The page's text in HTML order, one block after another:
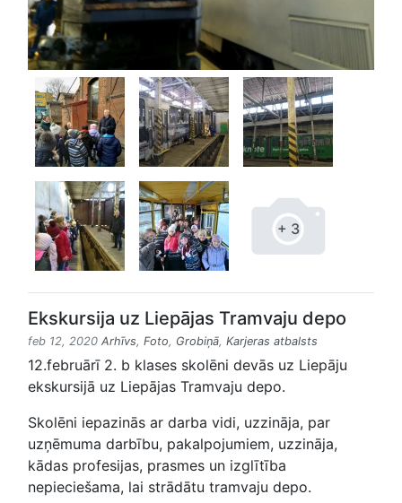
+ 3
Ekskursija uz Liepājas Tramvaju depo
feb 12, 2020 Arhīvs, Foto, Grobiņā, Karjeras atbalsts
12.februārī 2. b klases skolēni devās uz Liepāju
ekskursijā uz Liepājas Tramvaju depo.
Skolēni iepazinās ar darba vidi, uzzināja, par
uzņēmuma darbību, pakalpojumiem, uzzināja,
kādas profesijas, prasmes un izglītība
nepieciešama, lai strādātu tramvaju depo.